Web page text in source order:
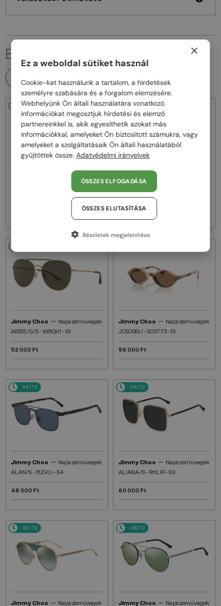
EZ IS ÉRDEKELHET
48/72
Napszemüvegek
JC4012 - 300613 - 60
48/72
Jimmy Choo
JC4012 - 300620 - 60
58 000 Ft
Jimmy Choo — Napszemüvegek
ABBIE/G/S - W8QK1 - 61
52 000 Ft
Jimmy Choo — Napszemüvegek
JC5068U - 509773 - 51
56 000 Ft
48/72
Jimmy Choo — Napszemüvegek
ALAN/S - 31ZKU - 54
48 000 Ft
48/72
Jimmy Choo — Napszemüvegek
ALIANA/S - RHLIR - 59
60 000 Ft
48/72
Jimmy Choo — Napszemüvegek
48/72
Jimmy Choo — Napszemüvegek
×
Ez a weboldal sütiket használ
Cookie-kat használunk a tartalom, a hirdetések
személyre szabására és a forgalom elemzésére.
Webhelyünk Ön általi használatára vonatkozó
információkat megosztjuk hirdetési és elemző
partnereinkkel is, akik egyesíthetik azokat más
információkkal, amelyeket Ön biztosított számukra, vagy
amelyeket a szolgáltatásaik Ön általi használatából
gyűjtöttek össze. Adatvédelmi irányelvek
ÖSSZES ELFOGADÁSA
ÖSSZES ELUTASÍTÁSA
Részletek megjelenítése